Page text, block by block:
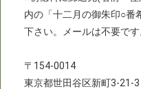
内の「十二月の御朱印○番
下さい。メールは不要です
〒154-0014
東京都世田谷区新町3-21-